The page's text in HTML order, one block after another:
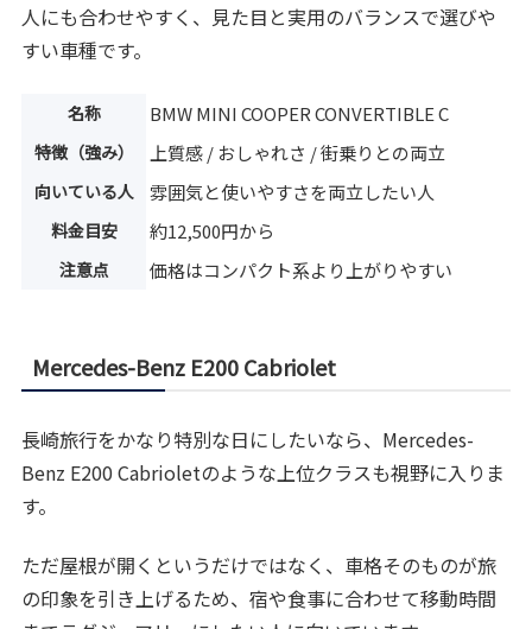
人にも合わせやすく、見た目と実用のバランスで選びや
すい車種です。
名称 BMW MINI COOPER CONVERTIBLE C
特徴（強み） 上質感 / おしゃれさ / 街乗りとの両立
向いている人 雰囲気と使いやすさを両立したい人
料金目安 約12,500円から
注意点 価格はコンパクト系より上がりやすい
Mercedes-Benz E200 Cabriolet
長崎旅行をかなり特別な日にしたいなら、Mercedes-
Benz E200 Cabrioletのような上位クラスも視野に入りま
す。
ただ屋根が開くというだけではなく、車格そのものが旅
の印象を引き上げるため、宿や食事に合わせて移動時間